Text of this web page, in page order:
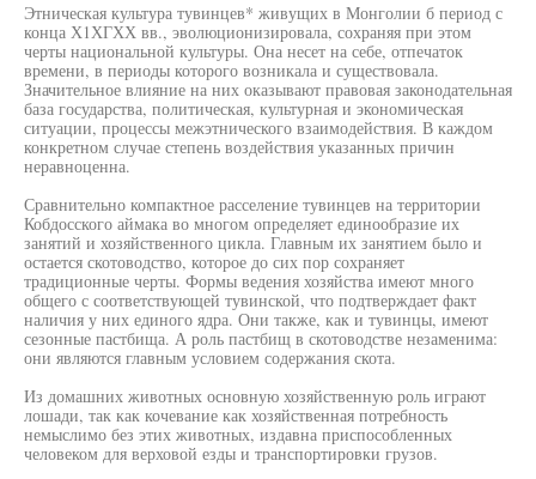
Этническая культура тувинцев* живущих в Монголии б период с
конца Х1ХГХХ вв., эволюционизировала, сохраняя при этом
черты национальной культуры. Она несет на себе, отпечаток
времени, в периоды которого возникала и существовала.
Значительное влияние на них оказывают правовая законодательная
база государства, политическая, культурная и экономическая
ситуации, процессы межэтнического взаимодействия. В каждом
конкретном случае степень воздействия указанных причин
неравноценна.
Сравнительно компактное расселение тувинцев на территории
Кобдосского аймака во многом определяет единообразие их
занятий и хозяйственного цикла. Главным их занятием было и
остается скотоводство, которое до сих пор сохраняет
традиционные черты. Формы ведения хозяйства имеют много
общего с соответствующей тувинской, что подтверждает факт
наличия у них единого ядра. Они также, как и тувинцы, имеют
сезонные пастбища. А роль пастбищ в скотоводстве незаменима:
они являются главным условием содержания скота.
Из домашних животных основную хозяйственную роль играют
лошади, так как кочевание как хозяйственная потребность
немыслимо без этих животных, издавна приспособленных
человеком для верховой езды и транспортировки грузов.